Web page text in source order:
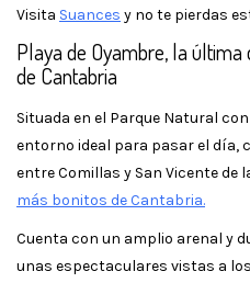
Visita Suances y no te pierdas
Playa de Oyambre, la
de Cantabria
Situada en el Parque Natural
entorno ideal para pasar el día,
entre Comillas y San Vicente de
más bonitos de Cantabria.
Cuenta con un amplio arenal y
unas espectaculares vistas a